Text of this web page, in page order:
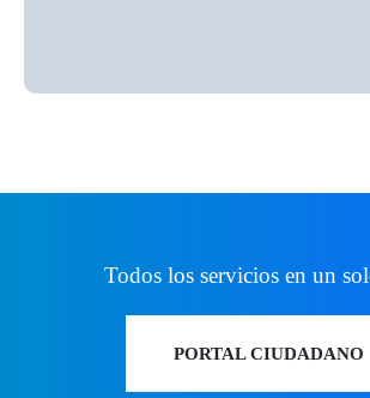
Todos los servicios en un
PORTAL CIUDADANO